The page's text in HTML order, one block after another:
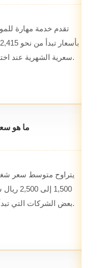
تقدم خدمة مهارة
سعرية الشهرية عند اختيار باقات 3 شهور أو 6 أو 12 شهرًا.
ما هو
يتراوح متوسط سعر
1,500
بعض الشركات التي تبدأ من 1,200–1,500 للمدة القصيرة.